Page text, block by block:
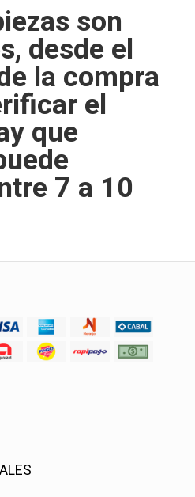
son
desde el
la compra
el
que
7 a 10